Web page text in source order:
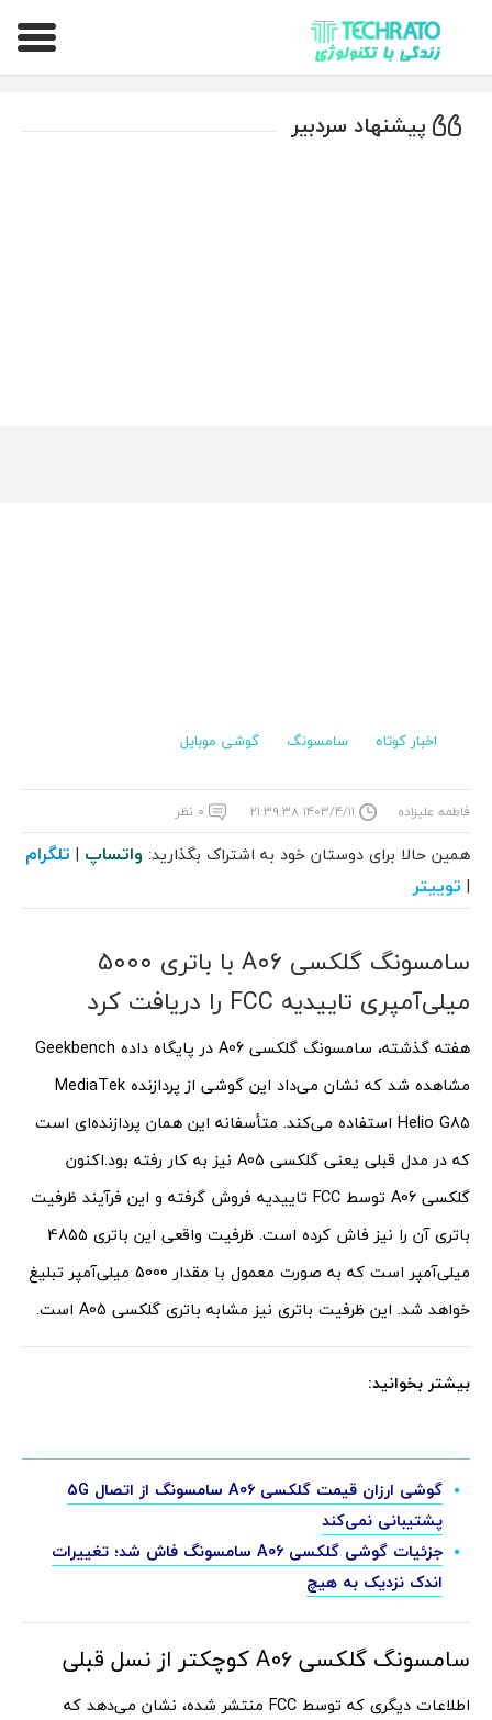
تکراتو – زندگی با تکنولوژی
پیشنهاد سردبیر
اخبار کوتاه سامسونگ گوشی موبایل
فاطمه علیزاده ۱۴۰۳/۴/۱۱ ۲۱:۳۹:۳۸ ۰ نظر
همین حالا برای دوستان خود به اشتراک بگذارید: واتساپ | تلگرام
| توییتر
سامسونگ گلکسی A06 با باتری 5000
میلی‌آمپری تاییدیه FCC را دریافت کرد
هفته گذشته، سامسونگ گلکسی A06 در پایگاه داده Geekbench
مشاهده شد که نشان می‌داد این گوشی از پردازنده MediaTek
Helio G85 استفاده می‌کند. متأسفانه این همان پردازنده‌ای است
که در مدل قبلی یعنی گلکسی A05 نیز به کار رفته بود.
اکنون
گلکسی A06 توسط FCC تاییدیه فروش گرفته و این فرآیند ظرفیت
میلی‌آمپر است که به صورت معمول با مقدار 5000 میلی‌آمپر تبلیغ
خواهد شد. این ظرفیت باتری نیز مشابه باتری گلکسی A05 است.
بیشتر بخوانید:
گوشی ارزان قیمت گلکسی A06 سامسونگ از اتصال 5G
پشتیبانی نمی‌‌کند
جزئیات گوشی گلکسی A06 سامسونگ فاش شد؛ تغییرات
اندک نزدیک به هیچ
سامسونگ گلکسی A06 کوچکتر از نسل قبلی
اطلاعات دیگری که توسط FCC منتشر شده، نشان می‌دهد که